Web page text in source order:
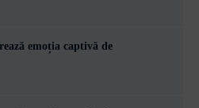
emoția captivă de